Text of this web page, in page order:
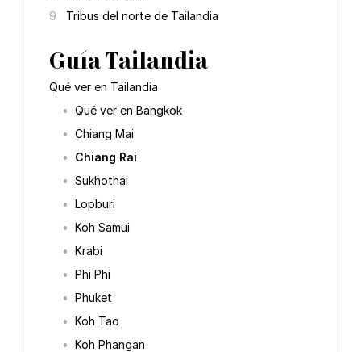
Tribus del norte de Tailandia
Guía Tailandia
Qué ver en Tailandia
Qué ver en Bangkok
Chiang Mai
Chiang Rai
Sukhothai
Lopburi
Koh Samui
Krabi
Phi Phi
Phuket
Koh Tao
Koh Phangan